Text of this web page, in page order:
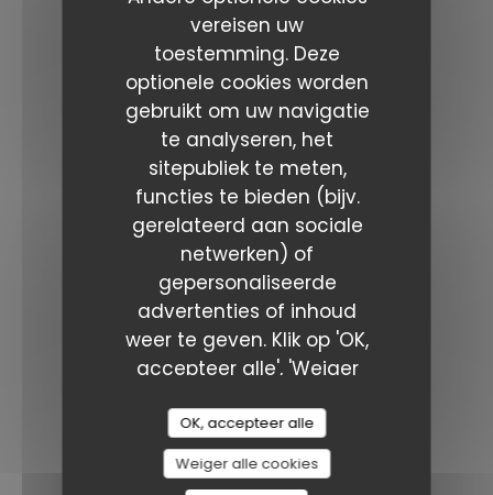
vereisen uw
toestemming. Deze
optionele cookies worden
gebruikt om uw navigatie
te analyseren, het
sitepubliek te meten,
functies te bieden (bijv.
gerelateerd aan sociale
netwerken) of
gepersonaliseerde
advertenties of inhoud
weer te geven. Klik op 'OK,
accepteer alle', 'Weiger
uw voorkeuren te
beheren. U kunt uw
keuzes op elk moment
OK, accepteer alle
Weiger alle cookies
NIEUWSBRIEF
Reservering
RESERVEER EEN TAFEL
PRIVATISERING
VOUCHERS
beloningen